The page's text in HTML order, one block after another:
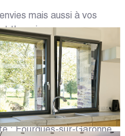
mais aussi à vos
thermique.
FENÊTRES
de fenêtres à
: Fourques-sur-Garonne,